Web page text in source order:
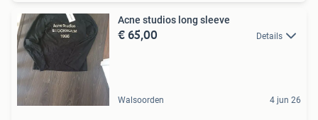
Acne studios long sleeve
€ 65,00 Details
Walsoorden 4 jun 26